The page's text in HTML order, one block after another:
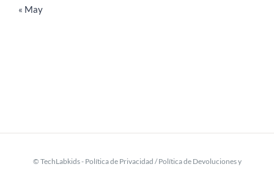
« May
© TechLabkids - Política de Privacidad /Política de Devoluciones y